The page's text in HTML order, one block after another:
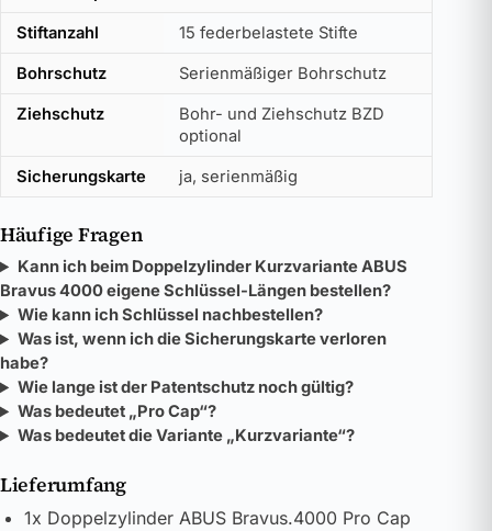
Stiftanzahl 15 federbelastete Stifte
Bohrschutz Serienmäßiger Bohrschutz
Ziehschutz
Bohr- und Ziehschutz BZD
optional
Sicherungskarte ja, serienmäßig
Häufige Fragen
Kann ich beim Doppelzylinder Kurzvariante ABUS
Bravus 4000 eigene Schlüssel-Längen bestellen?
Wie kann ich Schlüssel nachbestellen?
Was ist, wenn ich die Sicherungskarte verloren
habe?
Wie lange ist der Patentschutz noch gültig?
Was bedeutet „Pro Cap“?
Was bedeutet die Variante „Kurzvariante“?
Lieferumfang
1x Doppelzylinder ABUS Bravus.4000 Pro Cap